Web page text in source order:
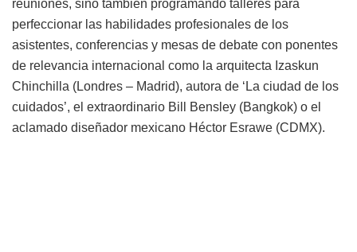
reuniones, sino también programando talleres para
perfeccionar las habilidades profesionales de los
asistentes, conferencias y mesas de debate con ponentes
de relevancia internacional como la arquitecta Izaskun
Chinchilla (Londres – Madrid), autora de ‘La ciudad de los
cuidados’, el extraordinario Bill Bensley (Bangkok) o el
aclamado diseñador mexicano Héctor Esrawe (CDMX).